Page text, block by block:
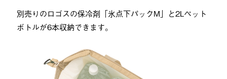
別売りのロゴスの保冷剤「氷点下パックM」と2Lペット
ボトルが6本収納できます。